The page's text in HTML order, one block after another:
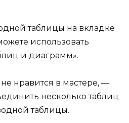
таблицы на вкладке
использовать
и диаграмм».
нравится в мастере, —
несколько таблиц
таблицы.